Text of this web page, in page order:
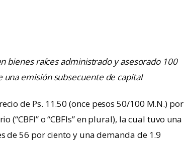
bienes raíces administrado y asesorado 100
emisión subsecuente de capital
de Ps. 11.50 (once pesos 50/100 M.N.) por
o “CBFIs” en plural), la cual tuvo una
56 por ciento y una demanda de 1.9